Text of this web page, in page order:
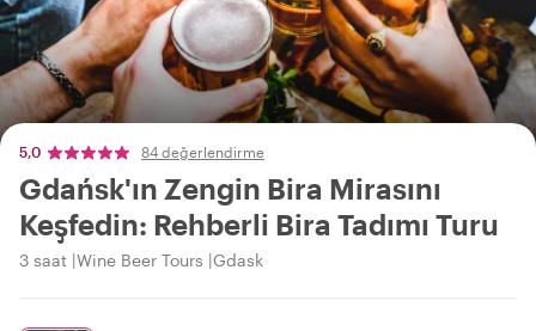
5,0 84 değerlendirme
Gdańsk'ın Zengin Bira Mirasını
Keşfedin: Rehberli Bira Tadımı Turu
3 saat Wine Beer Tours Gdask